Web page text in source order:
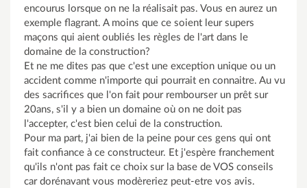
encourus lorsque on ne la réalisait pas. Vous en aurez un
exemple flagrant. A moins que ce soient leur supers
maçons qui aient oubliés les règles de l'art dans le
domaine de la construction?
Et ne me dites pas que c'est une exception unique ou un
accident comme n'importe qui pourrait en connaitre. Au vu
des sacrifices que l'on fait pour rembourser un prêt sur
20ans, s'il y a bien un domaine où on ne doit pas
l'accepter, c'est bien celui de la construction.
Pour ma part, j'ai bien de la peine pour ces gens qui ont
fait confiance à ce constructeur. Et j'espère franchement
qu'ils n'ont pas fait ce choix sur la base de VOS conseils
car dorénavant vous modèreriez peut-etre vos avis.